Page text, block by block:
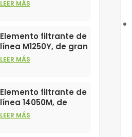
compresores de aire.
LEER MÁS
Elemento filtrante de
línea M1250Y, de gran
venta y alto
comprimido.
LEER MÁS
Elemento filtrante de
línea 14050M, de
gran venta y alto
LEER MÁS